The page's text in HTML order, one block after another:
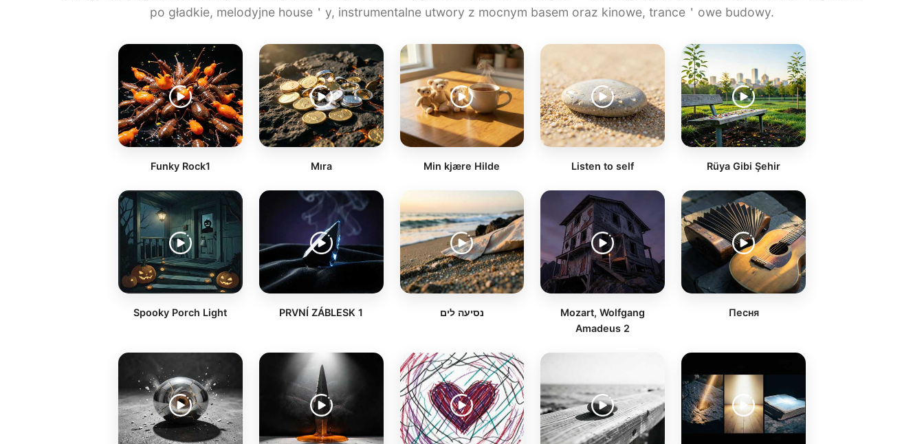
po gładkie, melodyjne house＇y, instrumentalne utwory z mocnym basem oraz kinowe, trance＇owe budowy.
Funky Rock1 Mıra Min kjære Hilde Listen to self Rüya Gibi Şehir
Spooky Porch Light PRVNÍ ZÁBLESK 1 נסיעה לים
Mozart, Wolfgang
Amadeus 2
Песня